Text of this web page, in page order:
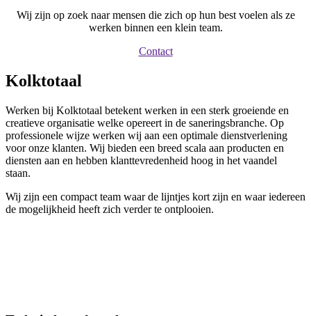
Wij zijn op zoek naar mensen die zich op hun best voelen als ze
werken binnen een klein team.
Contact
Kolktotaal
Werken bij Kolktotaal betekent werken in een sterk groeiende en
creatieve organisatie welke opereert in de saneringsbranche. Op
professionele wijze werken wij aan een optimale dienstverlening
voor onze klanten. Wij bieden een breed scala aan producten en
diensten aan en hebben klanttevredenheid hoog in het vaandel
staan.
Wij zijn een compact team waar de lijntjes kort zijn en waar iedereen
de mogelijkheid heeft zich verder te ontplooien.